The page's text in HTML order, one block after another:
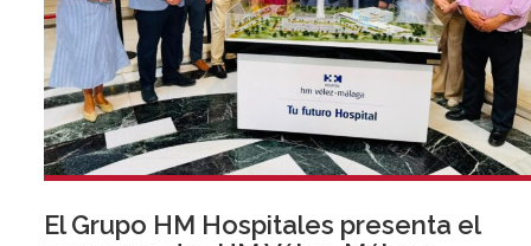
El Grupo HM Hospitales presenta el